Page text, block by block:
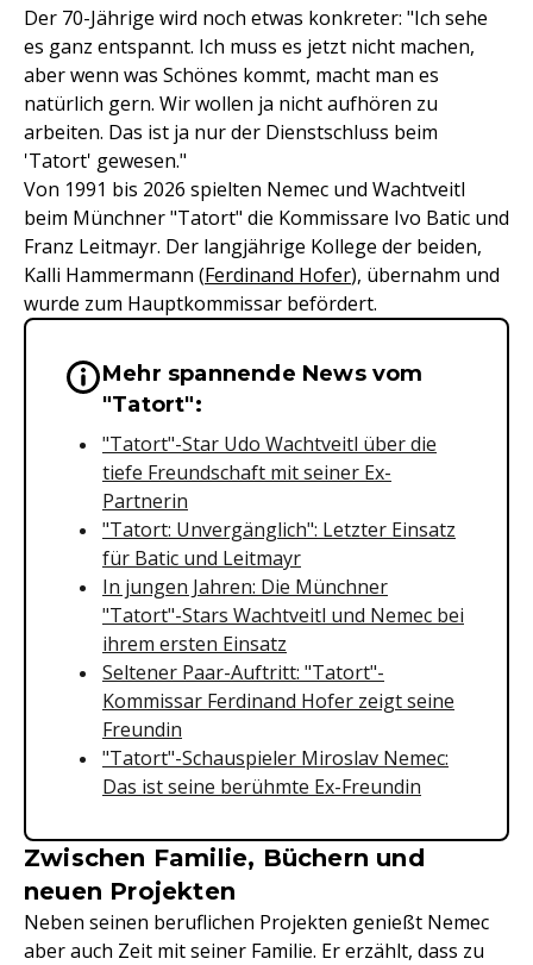
Der 70-Jährige wird noch etwas konkreter: "Ich sehe
es ganz entspannt. Ich muss es jetzt nicht machen,
aber wenn was Schönes kommt, macht man es
natürlich gern. Wir wollen ja nicht aufhören zu
arbeiten. Das ist ja nur der Dienstschluss beim
'Tatort' gewesen."
Von 1991 bis 2026 spielten Nemec und Wachtveitl
beim Münchner "Tatort" die Kommissare Ivo Batic und
Franz Leitmayr. Der langjährige Kollege der beiden,
Kalli Hammermann (Ferdinand Hofer), übernahm und
wurde zum Hauptkommissar befördert.
Wichtige Hinweise &
Mehr spannende News vom
"Tatort":
"Tatort"-Star Udo Wachtveitl über die
tiefe Freundschaft mit seiner Ex-
Partnerin
"Tatort: Unvergänglich": Letzter Einsatz
für Batic und Leitmayr
In jungen Jahren: Die Münchner
"Tatort"-Stars Wachtveitl und Nemec bei
ihrem ersten Einsatz
Seltener Paar-Auftritt: "Tatort"-
Kommissar Ferdinand Hofer zeigt seine
Freundin
"Tatort"-Schauspieler Miroslav Nemec:
Das ist seine berühmte Ex-Freundin
Zwischen Familie, Büchern und
neuen Projekten
Neben seinen beruflichen Projekten genießt Nemec
aber auch Zeit mit seiner Familie. Er erzählt, dass zu